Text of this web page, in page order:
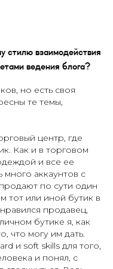
взаимодействия
ведения блога?
но есть своя
те темы,
центр, где
Как и в торговом
и все ее
много аккаунтов с
по сути один
тот или иной бутик в
продавец,
бутике я, как
что могу им дать.
и soft skills для того,
и понял, с